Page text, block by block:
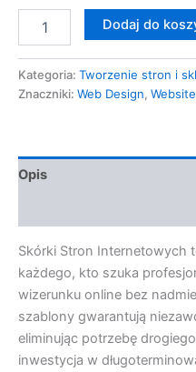
Dodaj do
Kategoria: Tworzenie stron i
Znaczniki: Web Design,
Opis
Skórki Stron Internetowych
każdego, kto szuka
wizerunku online bez
szablony gwarantują
eliminując potrzebę
inwestycja w